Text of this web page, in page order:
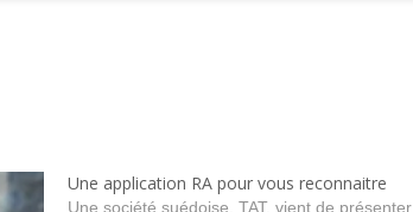
Une application RA pour vous reconnaitre
Une société suédoise, TAT, vient de présenter